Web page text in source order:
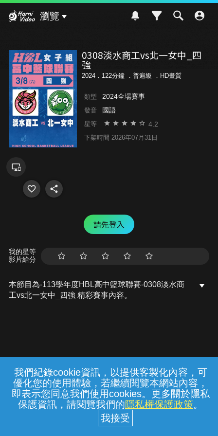
我們紀錄cookie資訊，以提供客製化內容，可
優化您的使用體驗，若繼續閱覽本網站內容，
即表示您同意我們使用cookies。更多關於隱私
保護資訊，請閱覽我們的隱私權保護政策。
瀏覽
0308淡水商工vs北一女中_四
強
2024．122分鐘 ． 普遍級 ．HD畫質
類型 2024全場賽事
發音 國語
星等 4.2
下架時間 2026年07月31日
請先登入
我的星等
影片給分
本節目為-113學年度HBL高中籃球聯賽-0308淡水商
工vs北一女中_四強 精彩賽事內容。
常見問題 線上客服 服務條款 隱私權保護
中華電信股份有限公司個人家庭分公司
(統一編號：96979949) © 2026
{{notifyMsg}}